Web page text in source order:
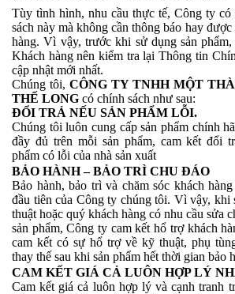
Tùy tình hình, nhu cầu thực tế, Công ty có
sách này mà không cần thông báo hay
hàng. Vì vậy, trước khi sử dụng sản
Khách hàng nên kiểm tra lại Thông tin
cập nhật mới nhất.
Chúng tôi, CÔNG TY TNHH MỘT
THẾ LONG có chính sách như sau:
ĐỔI TRẢ NẾU SẢN PHẨM LỖI.
Chúng tôi luôn cung cấp sản phẩm chính
đầy đủ trên mỗi sản phẩm, cam kết đổi
phẩm có lỗi của nhà sản xuất
BẢO HÀNH – BẢO TRÌ CHU ĐÁO
Bảo hành, bảo trì và chăm sóc khách
đầu tiên của Công ty chúng tôi. Vì vậy, khi
thuật hoặc quý khách hàng có nhu cầu sửa
sản phẩm, Công ty cam kết hổ trợ khách
cam kết có sự hổ trợ về kỹ thuật, phụ
thay thế sau khi sản phẩm hết thời gian bảo
CAM KẾT GIÁ CẢ LUÔN HỢP LÝ
Cam kết giá cả luôn hợp lý và cạnh tranh